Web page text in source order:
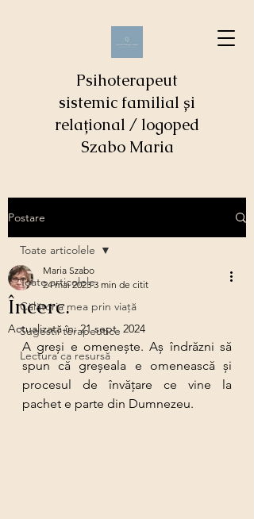
Psihoterapeut
sistemic familial și
relațional / logoped
Szabo Maria
Postare
Toate articolele
Călătoria mea prin viaţă
Sugestii terapeutice
Lectura ca resursă
Toate articolele
Încerc.
Maria Szabo
24 mai 2023 3 min de citit
Actualizată în:21 sept. 2024
A greşi e omeneşte. Aş îndrăzni să
spun că greşeala e omenească şi
procesul de învăţare ce vine la
pachet e parte din Dumnezeu.